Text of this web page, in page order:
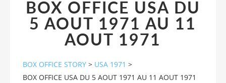
BOX OFFICE USA DU
5 AOUT 1971 AU 11
AOUT 1971
BOX OFFICE STORY > USA 1971 >
BOX OFFICE USA DU 5 AOUT 1971 AU 11 AOUT 1971